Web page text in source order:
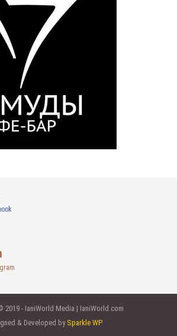
2019 - IaniWorld Media | IaniWorld.com
& Developed by Sparkle WP